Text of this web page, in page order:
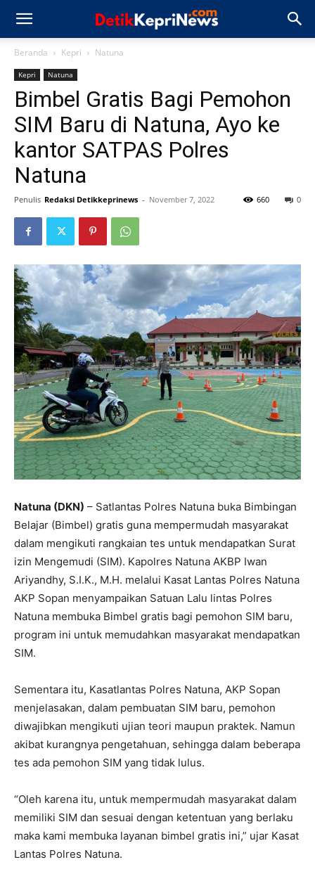
Beranda Kepri Natuna
Kepri Natuna
Bimbel Gratis Bagi Pemohon
SIM Baru di Natuna, Ayo ke
kantor SATPAS Polres
Natuna
Penulis Redaksi Detikkeprinews - November 7, 2022 0
660
Natuna (DKN) – Satlantas Polres Natuna buka Bimbingan
Belajar (Bimbel) gratis guna mempermudah masyarakat
dalam mengikuti rangkaian tes untuk mendapatkan Surat
izin Mengemudi (SIM). Kapolres Natuna AKBP Iwan
Ariyandhy, S.I.K., M.H. melalui Kasat Lantas Polres Natuna
AKP Sopan menyampaikan Satuan Lalu lintas Polres
Natuna membuka Bimbel gratis bagi pemohon SIM baru,
program ini untuk memudahkan masyarakat mendapatkan
SIM.
Sementara itu, Kasatlantas Polres Natuna, AKP Sopan
menjelasakan, dalam pembuatan SIM baru, pemohon
diwajibkan mengikuti ujian teori maupun praktek. Namun
akibat kurangnya pengetahuan, sehingga dalam beberapa
tes ada pemohon SIM yang tidak lulus.
“Oleh karena itu, untuk mempermudah masyarakat dalam
memiliki SIM dan sesuai dengan ketentuan yang berlaku
maka kami membuka layanan bimbel gratis ini,” ujar Kasat
Lantas Polres Natuna.